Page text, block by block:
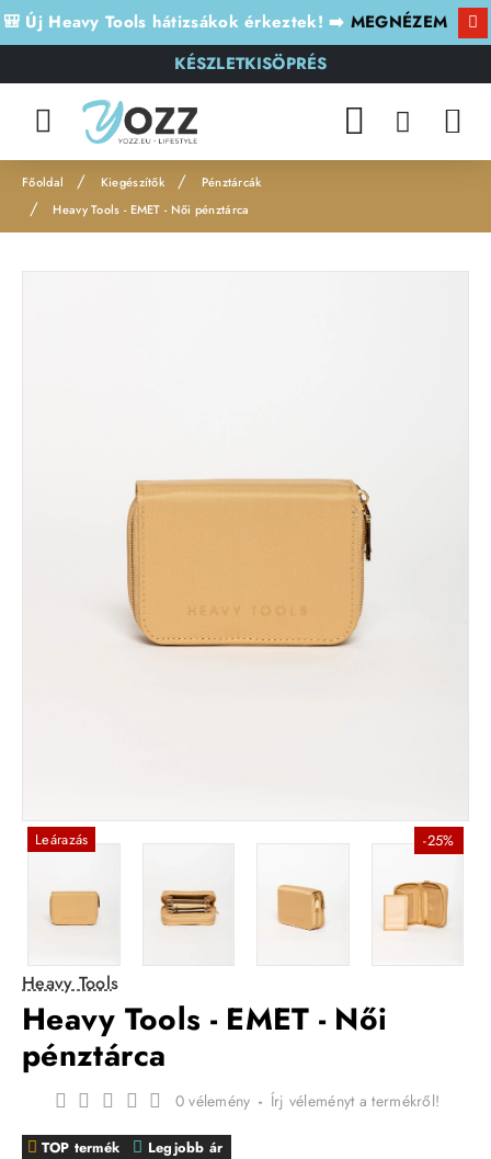
🎒 Új Heavy Tools hátizsákok érkeztek! ➡️ MEGNÉZEM
KÉSZLETKISÖPRÉS
o
Kiegészítők
Pénztárcák
Heavy Tools - EMET - Női pénztárca
Leárazás -25%
Heavy Tools
Heavy Tools - EMET - Női
pénztárca
TOP termék Legjobb ár
0 vélemény - Írj véleményt a termékről!